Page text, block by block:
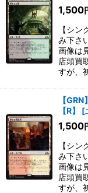
1,500
【シ
み下さ
画像は
店頭買
すが、
【
【R】
[
1,500
【シ
み下さ
画像は
店頭買
すが、